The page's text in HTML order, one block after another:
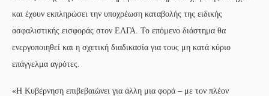
και έχουν εκπληρώσει την υποχρέωση καταβολής της ειδικής
ασφαλιστικής εισφοράς στον ΕΛΓΑ. Το επόμενο διάστημα θα
ενεργοποιηθεί και η σχετική διαδικασία για τους μη κατά κύριο
επάγγελμα αγρότες.
«Η Κυβέρνηση επιβεβαιώνει για άλλη μια φορά – με τον πλέον